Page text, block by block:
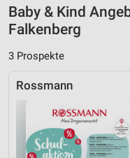
Baby & Kind
Falkenberg
3 Prospekte
Rossmann
Verwendung genauer
Geräte anhand von
Informationen
Performance
Funktional